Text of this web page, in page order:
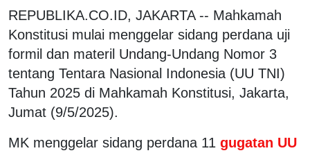
REPUBLIKA.CO.ID, JAKARTA -- Mahkamah
Konstitusi mulai menggelar sidang perdana uji
formil dan materil Undang-Undang Nomor 3
tentang Tentara Nasional Indonesia (UU TNI)
Tahun 2025 di Mahkamah Konstitusi, Jakarta,
Jumat (9/5/2025).
MK menggelar sidang perdana 11 gugatan UU